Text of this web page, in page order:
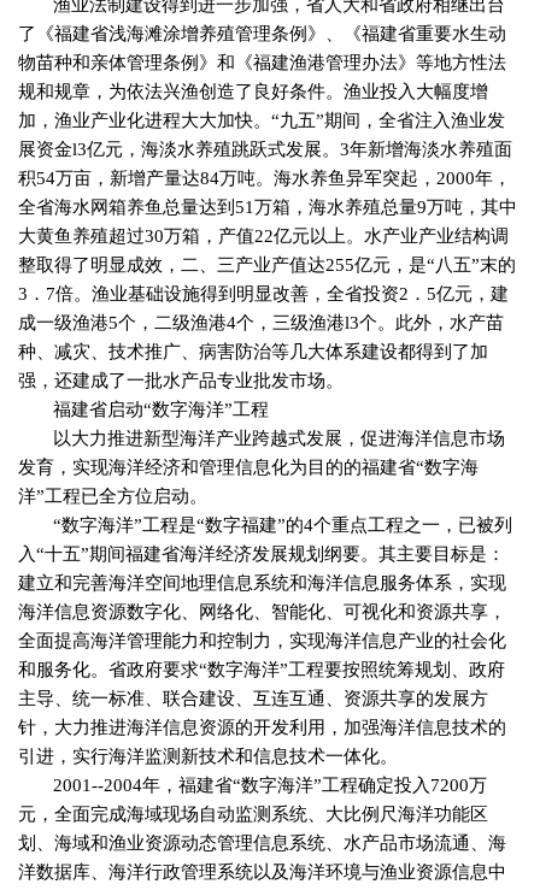
渔业法制建设得到进一步加强，省人大和省政府相继出台
了《福建省浅海滩涂增养殖管理条例》、《福建省重要水生动
物苗种和亲体管理条例》和《福建渔港管理办法》等地方性法
规和规章，为依法兴渔创造了良好条件。渔业投入大幅度增
加，渔业产业化进程大大加快。“九五”期间，全省注入渔业发
展资金l3亿元，海淡水养殖跳跃式发展。 3年新增海淡水养殖面
积54万亩，新增产量达84万吨。海水养鱼异军突起， 2000年，
全省海水网箱养鱼总量达到 51万箱，海水养殖总量9万吨，其中
大黄鱼养殖超过30万箱，产值22亿元以上。水产业产业结构调
整取得了明显成效，二、三产业产值达255亿元，是“八五”末的
3 ． 7倍。渔业基础设施得到明显改善，全省投资2 ． 5亿元，建
成一级渔港5个，二级渔港4个，三级渔港l3个。此外，水产苗
种、减灾、技术推广、病害防治等几大体系建设都得到了加
强，还建成了一批水产品专业批发市场。
福建省启动“数字海洋”工程
以大力推进新型海洋产业跨越式发展，促进海洋信息市场
发育，实现海洋经济和管理信息化为目的的福建省“数字海
洋”工程已全方位启动。
“数字海洋”工程是“数字福建”的4个重点工程之一，已被列
入“十五”期间福建省海洋经济发展规划纲要。其主要目标是：
建立和完善海洋空间地理信息系统和海洋信息服务体系，实现
海洋信息资源数字化、网络化、智能化、可视化和资源共享，
全面提高海洋管理能力和控制力，实现海洋信息产业的社会化
和服务化。省政府要求“数字海洋”工程要按照统筹规划、政府
主导、统一标准、联合建设、互连互通、资源共享的发展方
针，大力推进海洋信息资源的开发利用，加强海洋信息技术的
引进，实行海洋监测新技术和信息技术一体化。
2001--2004年，福建省“数字海洋”工程确定投入7200万
元，全面完成海域现场自动监测系统、大比例尺海洋功能区
划、海域和渔业资源动态管理信息系统、水产品市场流通、海
洋数据库、海洋行政管理系统以及海洋环境与渔业资源信息中